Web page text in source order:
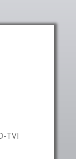
TVI